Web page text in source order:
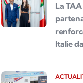
La
Italie